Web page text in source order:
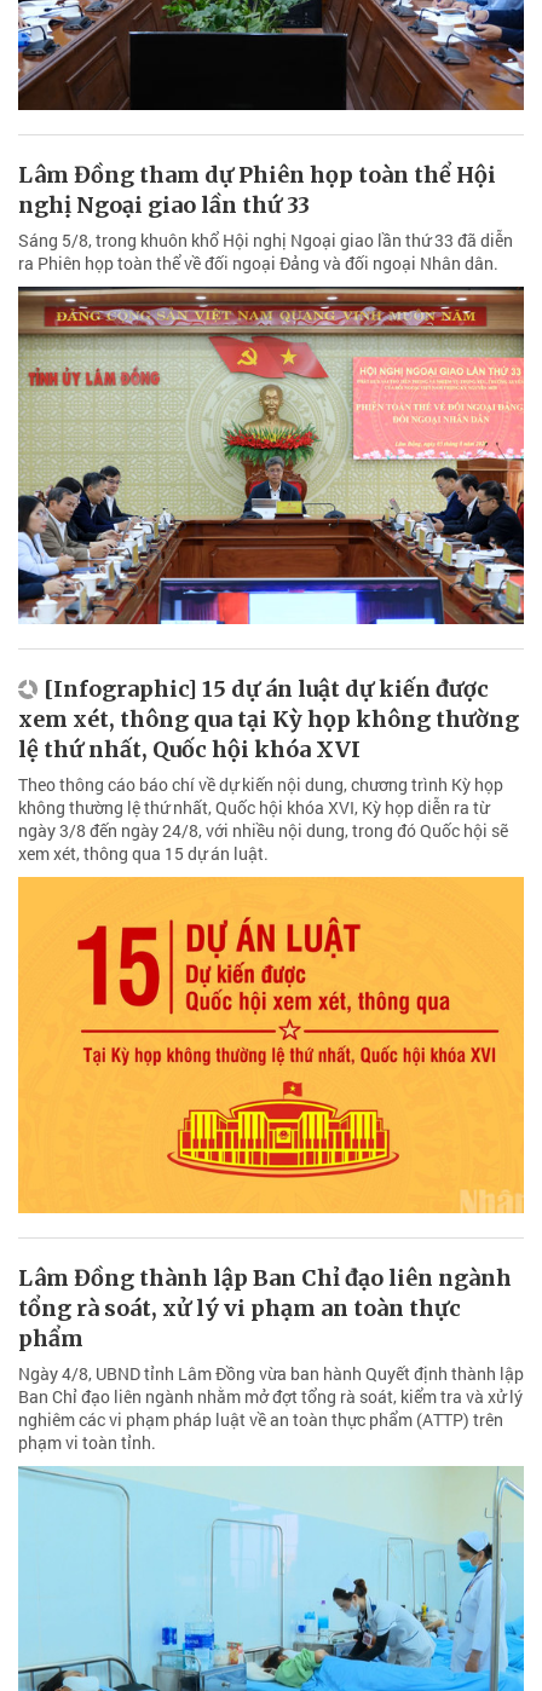
Lâm Đồng tham dự Phiên họp toàn thể Hội
nghị Ngoại giao lần thứ 33
Sáng 5/8, trong khuôn khổ Hội nghị Ngoại giao lần thứ 33 đã diễn
ra Phiên họp toàn thể về đối ngoại Đảng và đối ngoại Nhân dân.
[Infographic] 15 dự án luật dự kiến được
xem xét, thông qua tại Kỳ họp không thường
lệ thứ nhất, Quốc hội khóa XVI
Theo thông cáo báo chí về dự kiến nội dung, chương trình Kỳ họp
không thường lệ thứ nhất, Quốc hội khóa XVI, Kỳ họp diễn ra từ
ngày 3/8 đến ngày 24/8, với nhiều nội dung, trong đó Quốc hội sẽ
xem xét, thông qua 15 dự án luật.
Lâm Đồng thành lập Ban Chỉ đạo liên ngành
tổng rà soát, xử lý vi phạm an toàn thực
phẩm
Ngày 4/8, UBND tỉnh Lâm Đồng vừa ban hành Quyết định thành lập
Ban Chỉ đạo liên ngành nhằm mở đợt tổng rà soát, kiểm tra và xử lý
nghiêm các vi phạm pháp luật về an toàn thực phẩm (ATTP) trên
phạm vi toàn tỉnh.